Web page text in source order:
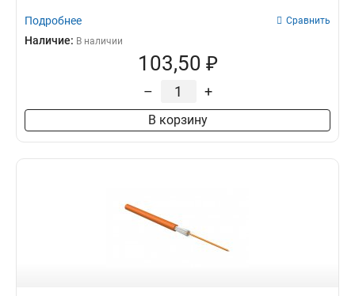
Подробнее Сравнить
Наличие: В наличии
103,50 ₽
– +
В корзину